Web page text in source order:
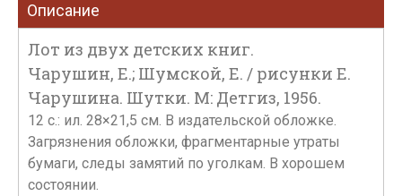
Описание
Лот из двух детских книг.
Чарушин, Е.; Шумской, Е. / рисунки Е.
Чарушина. Шутки. М: Детгиз, 1956.
12 с.: ил. 28×21,5 см. В издательской обложке.
Загрязнения обложки, фрагментарные утраты
бумаги, следы замятий по уголкам. В хорошем
состоянии.